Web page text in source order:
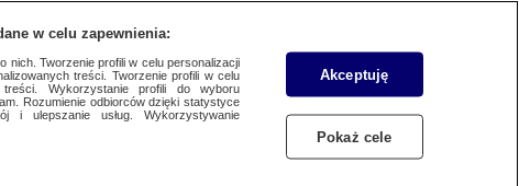
w celu zapewnienia:
nich. Tworzenie profili w celu personalizacji
treści. Tworzenie profili w celu
treści. Wykorzystanie profili do wyboru
Rozumienie odbiorców dzięki statystyce
i ulepszanie usług. Wykorzystywanie
Akceptuję
Pokaż cele